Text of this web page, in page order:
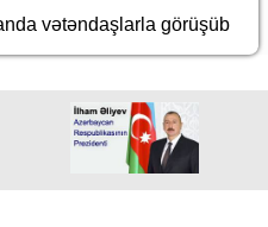
vətəndaşlarla görüşüb